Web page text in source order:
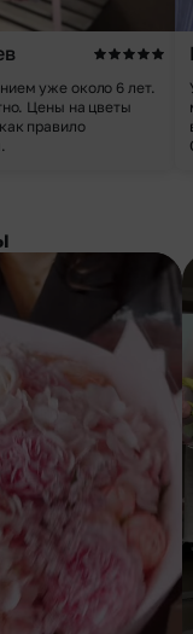
уже около 6 лет.
Цены на цветы
правило